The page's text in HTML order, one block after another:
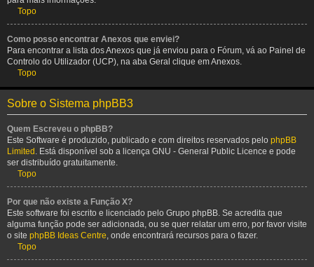
Topo
Como posso encontrar Anexos que enviei?
Para encontrar a lista dos Anexos que já enviou para o Fórum, vá ao Painel de
Controlo do Utilizador (UCP), na aba Geral clique em Anexos.
Topo
Sobre o Sistema phpBB3
Quem Escreveu o phpBB?
Este Software é produzido, publicado e com direitos reservados pelo phpBB
Limited . Está disponível sob a licença GNU - General Public Licence e pode
ser distribuído gratuitamente.
Topo
Por que não existe a Função X?
Este software foi escrito e licenciado pelo Grupo phpBB. Se acredita que
alguma função pode ser adicionada, ou se quer relatar um erro, por favor visite
o site phpBB Ideas Centre, onde encontrará recursos para o fazer.
Topo